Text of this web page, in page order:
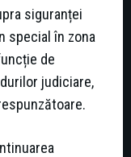
siguranței
special în zona
de
judiciare,